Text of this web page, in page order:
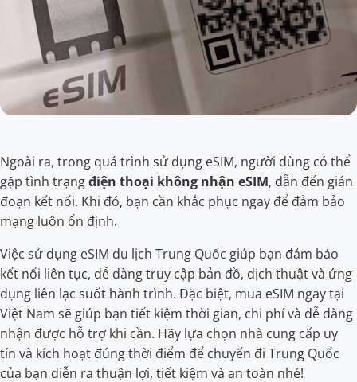
Ngoài ra, trong quá trình sử dụng eSIM, người dùng có thể
gặp tình trạngđiện thoại không nhận eSIM, dẫn đến gián
đoạn kết nối. Khi đó, bạn cần khắc phục ngay để đảm bảo
mạng luôn ổn định.
Việc sử dụng eSIM du lịch Trung Quốc giúp bạn đảm bảo
kết nối liên tục, dễ dàng truy cập bản đồ, dịch thuật và ứng
dụng liên lạc suốt hành trình. Đặc biệt, mua eSIM ngay tại
Việt Nam sẽ giúp bạn tiết kiệm thời gian, chi phí và dễ dàng
nhận được hỗ trợ khi cần. Hãy lựa chọn nhà cung cấp uy
tín và kích hoạt đúng thời điểm để chuyến đi Trung Quốc
của bạn diễn ra thuận lợi, tiết kiệm và an toàn nhé!